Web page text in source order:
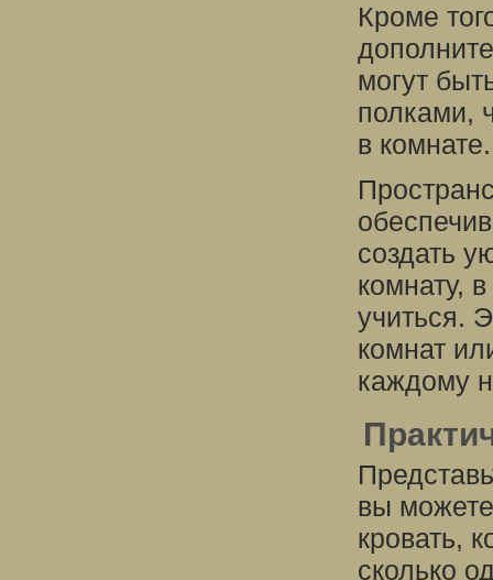
Кроме
могут
полками,
в комнате.
создать
комнату,
учиться.
комнат
каждому
вы
кровать,
сколько